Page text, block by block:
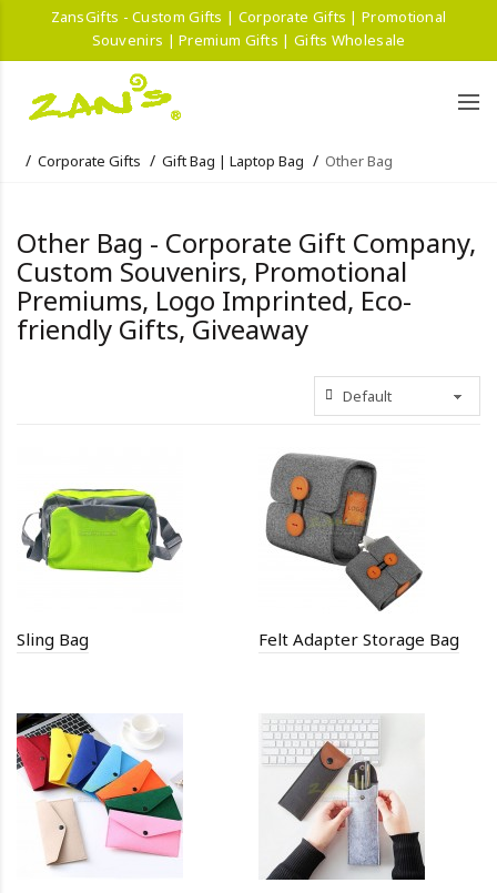
ZansGifts - Custom Gifts | Corporate Gifts | Promotional
Souvenirs | Premium Gifts | Gifts Wholesale
Corporate Gifts Gift Bag | Laptop Bag Other Bag
Other Bag - Corporate Gift Company,
Custom Souvenirs, Promotional
Premiums, Logo Imprinted, Eco-
friendly Gifts, Giveaway
Sling Bag Felt Adapter Storage Bag